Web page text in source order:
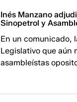
Inés Manzano
Sinopetrol y
En un comunicado,
Legislativo que aún
asambleístas